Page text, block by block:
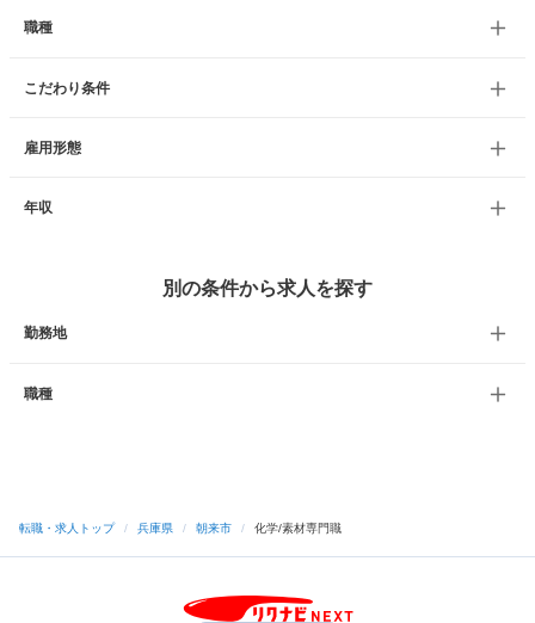
職種
こだわり条件
雇用形態
年収
別の条件から求人を探す
勤務地
職種
転職・求人トップ / 兵庫県 / 朝来市 / 化学/素材専門職